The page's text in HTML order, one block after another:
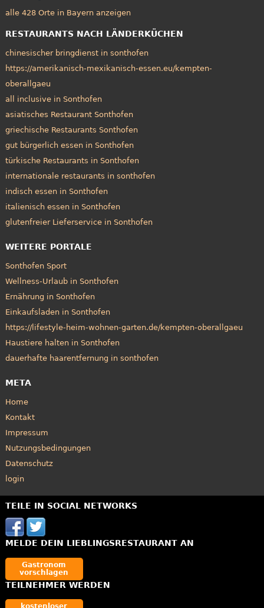
alle 428 Orte in Bayern anzeigen
RESTAURANTS NACH LÄNDERKÜCHEN
chinesischer bringdienst in sonthofen
https://amerikanisch-mexikanisch-essen.eu/kempten-
oberallgaeu
all inclusive in Sonthofen
asiatisches Restaurant Sonthofen
griechische Restaurants Sonthofen
gut bürgerlich essen in Sonthofen
türkische Restaurants in Sonthofen
internationale restaurants in sonthofen
indisch essen in Sonthofen
italienisch essen in Sonthofen
glutenfreier Lieferservice in Sonthofen
WEITERE PORTALE
Sonthofen Sport
Wellness-Urlaub in Sonthofen
Ernährung in Sonthofen
Einkaufsladen in Sonthofen
https://lifestyle-heim-wohnen-garten.de/kempten-oberallgaeu
Haustiere halten in Sonthofen
dauerhafte haarentfernung in sonthofen
META
Home
Kontakt
Impressum
Nutzungsbedingungen
Datenschutz
login
TEILE IN SOCIAL NETWORKS
MELDE DEIN LIEBLINGSRESTAURANT AN
Gastronom
vorschlagen
TEILNEHMER WERDEN